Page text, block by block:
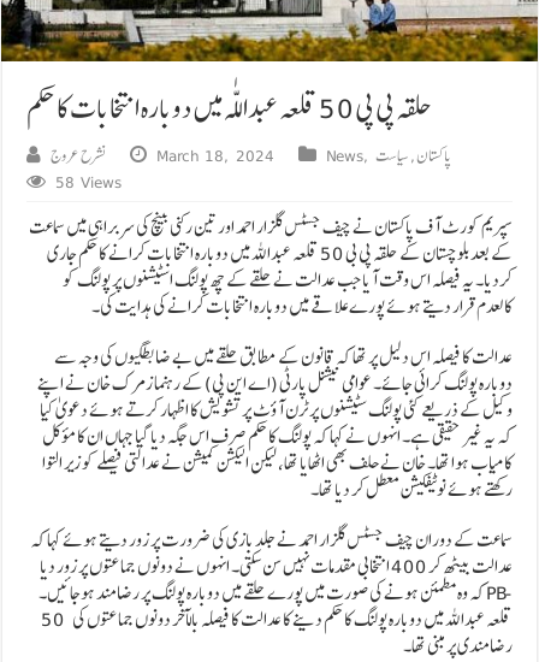
حلقہ پی پی 50 قلعہ عبداللّٰہ میں دوبارہ انتخابات کا حکم
نشرح عروج March 18, 2024 News, پاکستان,سیاست
58 Views
سپریم کورٹ آف پاکستان نے چیف جسٹس گلزار احمد اور تین رکنی بینچ کی سربراہی میں سماعت
کے بعد بلوچستان کے حلقہ پی بی 50 قلعہ عبداللہ میں دوبارہ انتخابات کرانے کا حکم جاری
کردیا۔ یہ فیصلہ اس وقت آیا جب عدالت نے حلقے کے چھ پولنگ اسٹیشنوں پر پولنگ کو
کالعدم قرار دیتے ہوئے پورے علاقے میں دوبارہ انتخابات کرانے کی ہدایت کی۔
عدالت کا فیصلہ اس دلیل پر تھا کہ قانون کے مطابق حلقے میں بے ضابطگیوں کی وجہ سے
دوبارہ پولنگ کرائی جائے۔ عوامی نیشنل پارٹی (اے این پی) کے رہنما زمرک خان نے اپنے
وکیل کے ذریعے کئی پولنگ سٹیشنوں پر ٹرن آؤٹ پر تشویش کا اظہار کرتے ہوئے دعویٰ کیا
کہ یہ غیر حقیقی ہے۔ انہوں نے کہا کہ پولنگ کا حکم صرف اس جگہ دیا گیا جہاں ان کا مؤکل
کامیاب ہوا تھا۔ خان نے حلف بھی اٹھایا تھا، لیکن الیکشن کمیشن نے عدالتی فیصلے کو زیر التوا
رکھتے ہوئے نوٹیفکیشن معطل کر دیا تھا۔
سماعت کے دوران چیف جسٹس گلزار احمد نے جلد بازی کی ضرورت پر زور دیتے ہوئے کہا کہ
عدالت بیٹھ کر 400 انتخابی مقدمات نہیں سن سکتی۔ انہوں نے دونوں جماعتوں پر زور دیا
کہ وہ مطمئن ہونے کی صورت میں پورے حلقے میں دوبارہ پولنگ پر رضامند ہوجائیں۔ PB-
50 قلعہ عبداللہ میں دوبارہ پولنگ کا حکم دینے کا عدالت کا فیصلہ بالآخر دونوں جماعتوں کی
رضامندی پر مبنی تھا۔